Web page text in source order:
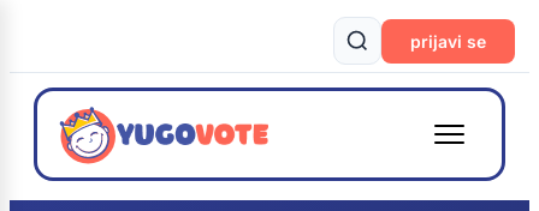
prijavi se